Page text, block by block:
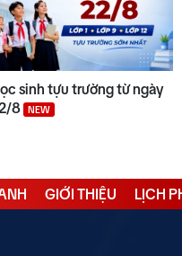
sinh tựu trường từ ngày
8
NEW
GIỚI THIỆU LỊCH